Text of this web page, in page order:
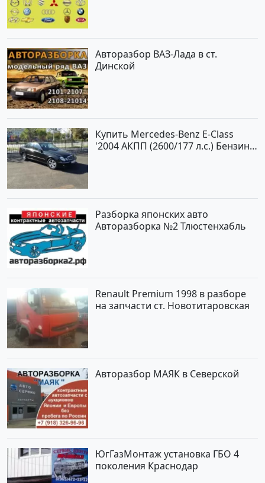
Авторазбор ВАЗ-Лада в ст.
Динской
Купить Mercedes-Benz E-Class
'2004 АКПП (2600/177 л.с.) Бензин
Разборка японских авто
Авторазборка №2 Тлюстенхабль
Renault Premium 1998 в разборе
на запчасти ст. Новотитаровская
Авторазбор МАЯК в Северской
ЮгГазМонтаж установка ГБО 4
поколения Краснодар